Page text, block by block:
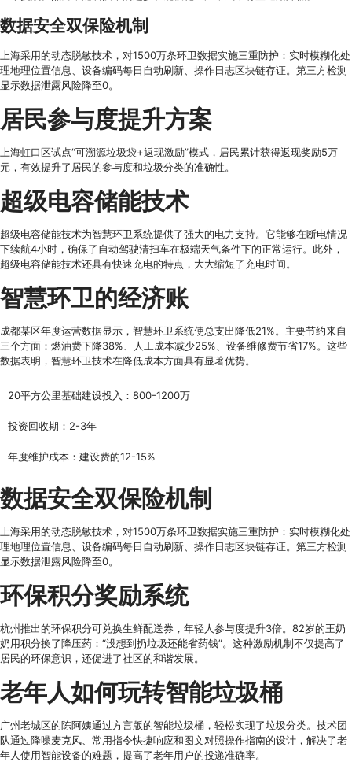
数据安全双保险机制
上海采用的动态脱敏技术，对1500万条环卫数据实施三重防护：实时模糊化处
理地理位置信息、设备编码每日自动刷新、操作日志区块链存证。第三方检测
显示数据泄露风险降至0。
居民参与度提升方案
上海虹口区试点“可溯源垃圾袋+返现激励”模式，居民累计获得返现奖励5万
元，有效提升了居民的参与度和垃圾分类的准确性。
超级电容储能技术
超级电容储能技术为智慧环卫系统提供了强大的电力支持。它能够在断电情况
下续航4小时，确保了自动驾驶清扫车在极端天气条件下的正常运行。此外，
超级电容储能技术还具有快速充电的特点，大大缩短了充电时间。
智慧环卫的经济账
成都某区年度运营数据显示，智慧环卫系统使总支出降低21%。主要节约来自
三个方面：燃油费下降38%、人工成本减少25%、设备维修费节省17%。这些
数据表明，智慧环卫技术在降低成本方面具有显著优势。
20平方公里基础建设投入：800-1200万
投资回收期：2-3年
年度维护成本：建设费的12-15%
数据安全双保险机制
上海采用的动态脱敏技术，对1500万条环卫数据实施三重防护：实时模糊化处
理地理位置信息、设备编码每日自动刷新、操作日志区块链存证。第三方检测
显示数据泄露风险降至0。
环保积分奖励系统
杭州推出的环保积分可兑换生鲜配送券，年轻人参与度提升3倍。82岁的王奶
奶用积分换了降压药：“没想到扔垃圾还能省药钱”。这种激励机制不仅提高了
居民的环保意识，还促进了社区的和谐发展。
老年人如何玩转智能垃圾桶
广州老城区的陈阿姨通过方言版的智能垃圾桶，轻松实现了垃圾分类。技术团
队通过降噪麦克风、常用指令快捷响应和图文对照操作指南的设计，解决了老
年人使用智能设备的难题，提高了老年用户的投递准确率。